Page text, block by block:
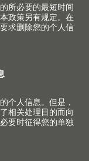
为您提供合适的